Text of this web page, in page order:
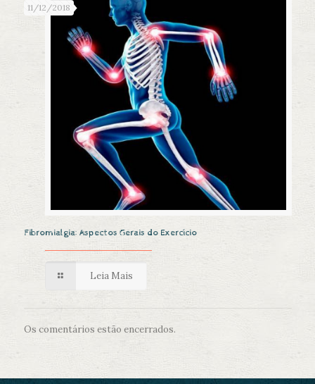
11/12/2018
Fibromialgia: Aspectos Gerais do Exercício
Leia Mais
Os comentários estão encerrados.